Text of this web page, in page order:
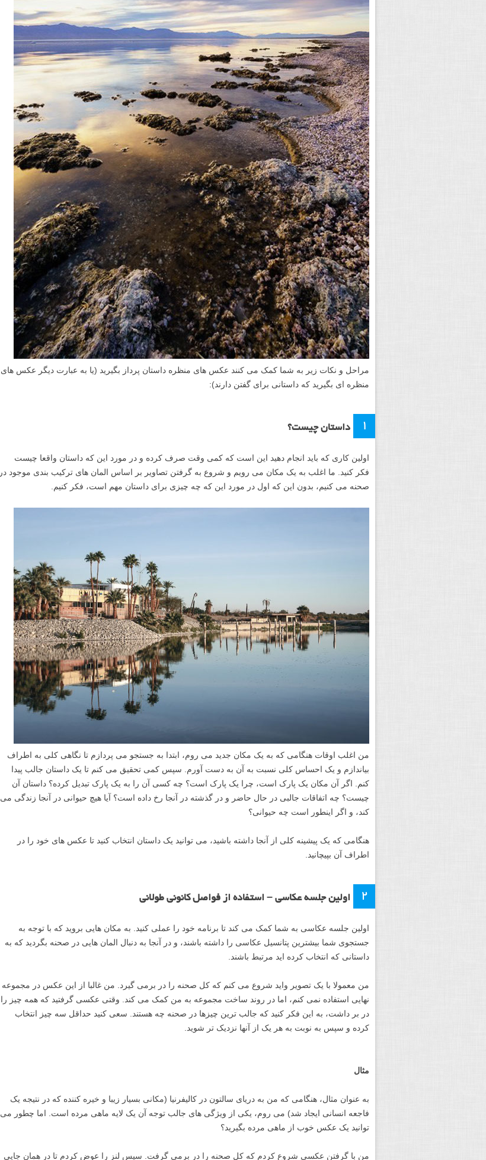
مراحل و نکات زیر به شما کمک می کنند عکس های منظره داستان پرداز بگیرید (یا به عبارت دیگر عکس های
منظره ای بگیرید که داستانی برای گفتن دارند):
۱ داستان چیست؟
اولین کاری که باید انجام دهید این است که کمی وقت صرف کرده و در مورد این که داستان واقعا چیست
فکر کنید. ما اغلب به یک مکان می رویم و شروع به گرفتن تصاویر بر اساس المان های ترکیب بندی موجود در
صحنه می کنیم، بدون این که اول در مورد این که چه چیزی برای داستان مهم است، فکر کنیم.
من اغلب اوقات هنگامی که به یک مکان جدید می روم، ابتدا به جستجو می پردازم تا نگاهی کلی به اطراف
بیاندازم و یک احساس کلی نسبت به آن به دست آورم. سپس کمی تحقیق می کنم تا یک داستان جالب پیدا
کنم. اگر آن مکان یک پارک است، چرا یک پارک است؟ چه کسی آن را به یک پارک تبدیل کرده؟ داستان آن
چیست؟ چه اتفاقات جالبی در حال حاضر و در گذشته در آنجا رخ داده است؟ آیا هیچ حیوانی در آنجا زندگی می
کند، و اگر اینطور است چه حیوانی؟
هنگامی که یک پیشینه کلی از آنجا داشته باشید، می توانید یک داستان انتخاب کنید تا عکس های خود را در
اطراف آن بپیچانید.